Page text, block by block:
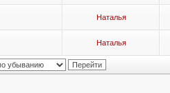
Наталья
Наталья